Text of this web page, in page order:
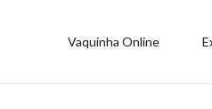
Vaquinha Online